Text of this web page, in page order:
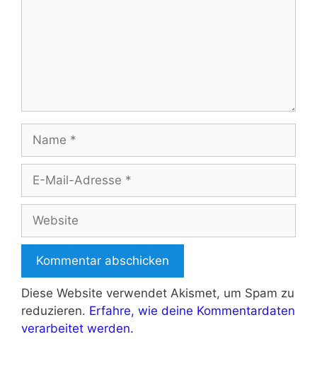
Mail-
Adresse
Diese Website verwendet Akismet, um Spam zu
reduzieren. Erfahre, wie deine Kommentardaten
verarbeitet werden.